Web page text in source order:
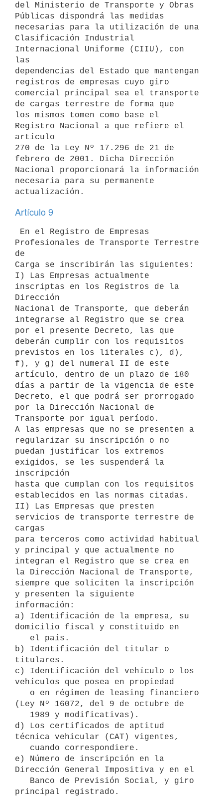
del Ministerio de Transporte y Obras
Públicas dispondrá las medidas
necesarias para la utilización de una
Clasificación Industrial
Internacional Uniforme (CIIU), con
las
dependencias del Estado que mantengan
registros de empresas cuyo giro
comercial principal sea el transporte
de cargas terrestre de forma que
los mismos tomen como base el
Registro Nacional a que refiere el
artículo
270 de la Ley Nº 17.296 de 21 de
febrero de 2001. Dicha Dirección
Nacional proporcionará la información
necesaria para su permanente
Artículo 9
Profesionales de Transporte Terrestre
de
Carga se inscribirán las siguientes:
I) Las Empresas actualmente
inscriptas en los Registros de la
Dirección
Nacional de Transporte, que deberán
integrarse al Registro que se crea
por el presente Decreto, las que
deberán cumplir con los requisitos
previstos en los literales c), d),
f), y g) del numeral II de este
artículo, dentro de un plazo de 180
días a partir de la vigencia de este
Decreto, el que podrá ser prorrogado
por la Dirección Nacional de
Transporte por igual período.
A las empresas que no se presenten a
regularizar su inscripción o no
puedan justificar los extremos
exigidos, se les suspenderá la
inscripción
hasta que cumplan con los requisitos
establecidos en las normas citadas.
II) Las Empresas que presten
servicios de transporte terrestre de
cargas
para terceros como actividad habitual
y principal y que actualmente no
integran el Registro que se crea en
la Dirección Nacional de Transporte,
siempre que soliciten la inscripción
y presenten la siguiente
información:
a) Identificación de la empresa, su
domicilio fiscal y constituido en
b) Identificación del titular o
titulares.
c) Identificación del vehículo o los
vehículos que posea en propiedad
(Ley Nº 16072, del 9 de octubre de
d) Los certificados de aptitud
técnica vehicular (CAT) vigentes,
e) Número de inscripción en la
Dirección General Impositiva y en el
principal registrado.